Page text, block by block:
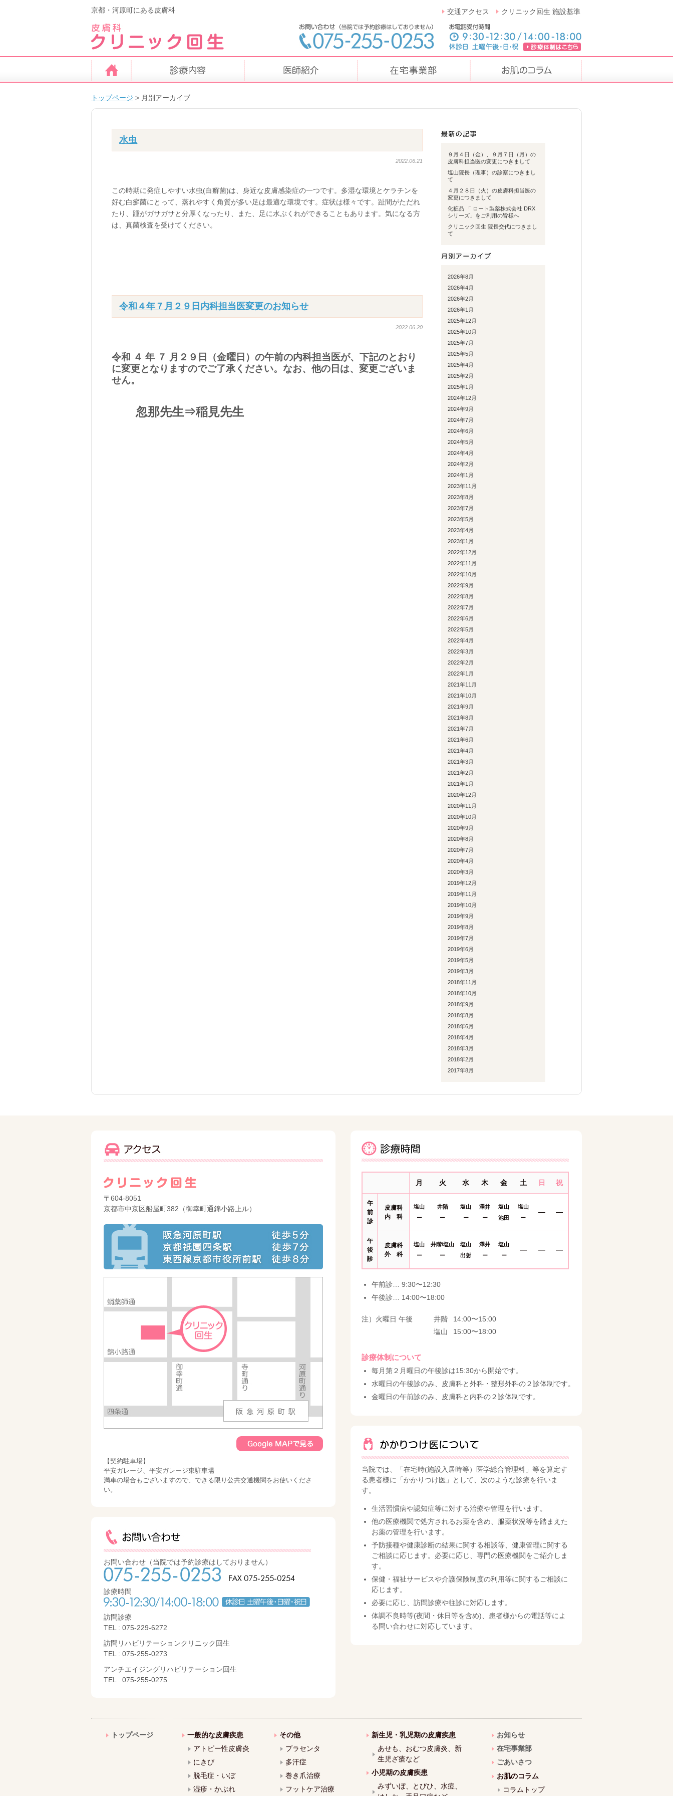
京都・河原町にある皮膚科 交通アクセス クリニック回生 施設基準
トップページ > 月別アーカイブ
水虫
2022.06.21
この時期に発症しやすい水虫(白癬菌)は、身近な皮膚感染症の一つです。多湿な環境とケラチンを
好む白癬菌にとって、蒸れやすく角質が多い足は最適な環境です。症状は様々です。趾間がただれ
たり、踵がガサガサと分厚くなったり、また、足に水ぶくれができることもあります。気になる方
は、真菌検査を受けてください。
令和４年７月２９日内科担当医変更のお知らせ
2022.06.20
令和 ４ 年 ７ 月２９日（金曜日）の午前の内科担当医が、下記のとおり
に変更となりますのでご了承ください。なお、他の日は、変更ございま
せん。
忽那先生⇒稲見先生
９月４日（金）、９月７日（月）の
皮膚科担当医の変更につきまして
塩山院長（理事）の診察につきまし
て
４月２８日（火）の皮膚科担当医の
変更につきまして
化粧品 「 ロート製薬株式会社 DRX
シリーズ」をご利用の皆様へ
クリニック回生 院長交代につきまし
て
2026年8月
2026年4月
2026年2月
2026年1月
2025年12月
2025年10月
2025年7月
2025年5月
2025年4月
2025年2月
2025年1月
2024年12月
2024年9月
2024年7月
2024年6月
2024年5月
2024年4月
2024年2月
2024年1月
2023年11月
2023年8月
2023年7月
2023年5月
2023年4月
2023年1月
2022年12月
2022年11月
2022年10月
2022年9月
2022年8月
2022年7月
2022年6月
2022年5月
2022年4月
2022年3月
2022年2月
2022年1月
2021年11月
2021年10月
2021年9月
2021年8月
2021年7月
2021年6月
2021年4月
2021年3月
2021年2月
2021年1月
2020年12月
2020年11月
2020年10月
2020年9月
2020年8月
2020年7月
2020年4月
2020年3月
2019年12月
2019年11月
2019年10月
2019年9月
2019年8月
2019年7月
2019年6月
2019年5月
2019年3月
2018年11月
2018年10月
2018年9月
2018年8月
2018年6月
2018年4月
2018年3月
2018年2月
2017年8月
〒604-8051
京都市中京区船屋町382（御幸町通錦小路上ル）
【契約駐車場】
平安ガレージ、平安ガレージ東駐車場
満車の場合もございますので、できる限り公共交通機関をお使いくださ
い。
お問い合わせ（当院では予約診療はしておりません）
診療時間
訪問診療
TEL : 075-229-6272
訪問リハビリテーションクリニック回生
TEL : 075-255-0273
アンチエイジングリハビリテーション回生
TEL : 075-255-0275
月 火 水 木 金 土 日 祝
午
前
診
皮膚科
内 科
塩山
ー
井階
ー
塩山
ー
澤井
ー
塩山
池田
塩山
ー
― ―
午
後
診
皮膚科
外 科
塩山
ー
井階/塩山
ー
塩山
出射
澤井
ー
塩山
ー
― ― ―
午前診… 9:30〜12:30
午後診… 14:00〜18:00
注）火曜日 午後 井階
14:00〜15:00
塩山
15:00〜18:00
診療体制について
毎月第２月曜日の午後診は15:30から開始です。
水曜日の午後診のみ、皮膚科と外科・整形外科の２診体制です。
金曜日の午前診のみ、皮膚科と内科の２診体制です。
当院では、「在宅時(施設入居時等）医学総合管理料」等を算定す
る患者様に「かかりつけ医」として、次のような診療を行いま
す。
生活習慣病や認知症等に対する治療や管理を行います。
他の医療機関で処方されるお薬を含め、服薬状況等を踏まえた
お薬の管理を行います。
予防接種や健康診断の結果に関する相談等、健康管理に関する
ご相談に応じます。必要に応じ、専門の医療機関をご紹介しま
す。
保健・福祉サービスや介護保険制度の利用等に関するご相談に
応じます。
必要に応じ、訪問診療や往診に対応します。
体調不良時等(夜間・休日等を含め)、患者様からの電話等によ
る問い合わせに対応しています。
トップページ
一般的な皮膚疾患
アトピー性皮膚炎
にきび
脱毛症・いぼ
湿疹・かぶれ
その他
プラセンタ
多汗症
巻き爪治療
フットケア治療
新生児・乳児期の皮膚疾患
あせも、おむつ皮膚炎、新
生児ざ瘡など
小児期の皮膚疾患
みずいぼ、とびひ、水痘、
お知らせ
在宅事業部
ごあいさつ
お肌のコラム
コラムトップ